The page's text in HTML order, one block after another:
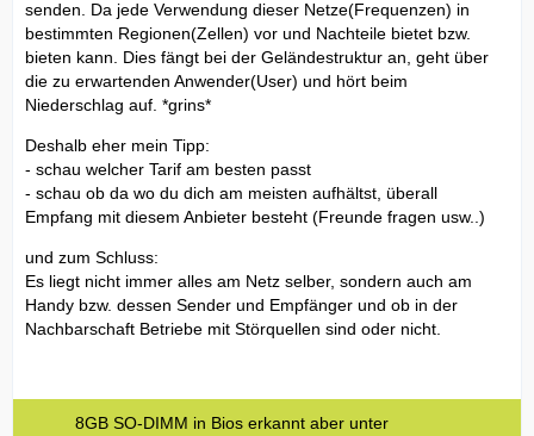
senden. Da jede Verwendung dieser Netze(Frequenzen) in
bestimmten Regionen(Zellen) vor und Nachteile bietet bzw.
bieten kann. Dies fängt bei der Geländestruktur an, geht über
die zu erwartenden Anwender(User) und hört beim
Niederschlag auf. *grins*
Deshalb eher mein Tipp:
- schau welcher Tarif am besten passt
- schau ob da wo du dich am meisten aufhältst, überall
Empfang mit diesem Anbieter besteht (Freunde fragen usw..)
und zum Schluss:
Es liegt nicht immer alles am Netz selber, sondern auch am
Handy bzw. dessen Sender und Empfänger und ob in der
Nachbarschaft Betriebe mit Störquellen sind oder nicht.
8GB SO-DIMM in Bios erkannt aber unter